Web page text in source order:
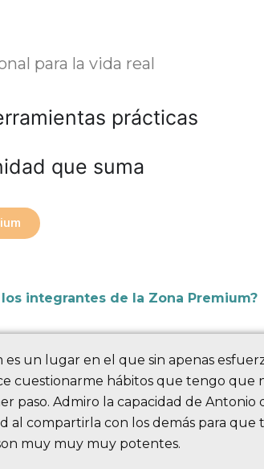
para la vida real
prácticas
que suma
los integrantes de la Zona Premium?
es un lugar en el que sin apenas
cuestionarme hábitos que tengo que
paso. Admiro la capacidad de
al compartirla con los demás para
muy muy muy potentes.